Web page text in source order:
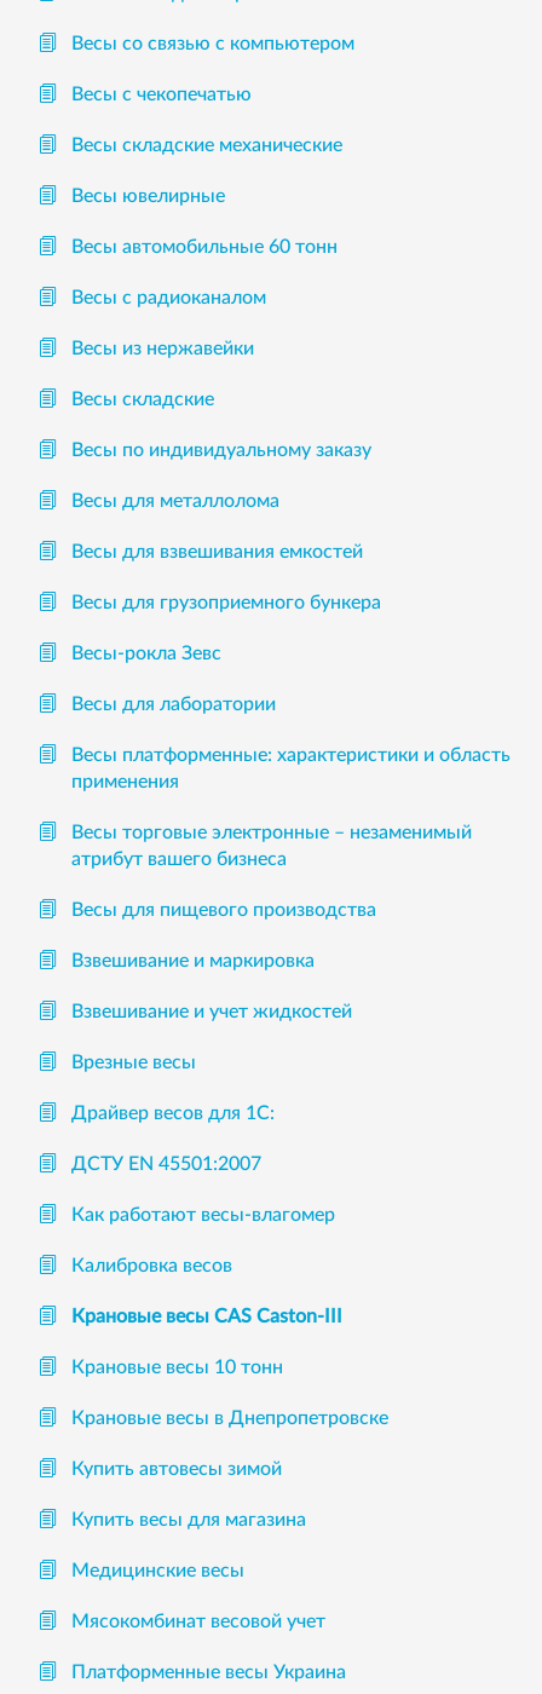
Весы со связью с компьютером
Весы с чекопечатью
Весы складские механические
Весы ювелирные
Весы автомобильные 60 тонн
Весы с радиоканалом
Весы из нержавейки
Весы складские
Весы по индивидуальному заказу
Весы для металлолома
Весы для взвешивания емкостей
Весы для грузоприемного бункера
Весы-рокла Зевс
Весы для лаборатории
Весы платформенные: характеристики и область
применения
Весы торговые электронные – незаменимый
атрибут вашего бизнеса
Весы для пищевого производства
Взвешивание и маркировка
Взвешивание и учет жидкостей
Врезные весы
Драйвер весов для 1С:
ДСТУ EN 45501:2007
Как работают весы-влагомер
Калибровка весов
Крановые весы CAS Caston-III
Крановые весы 10 тонн
Крановые весы в Днепропетровске
Купить автовесы зимой
Купить весы для магазина
Медицинские весы
Мясокомбинат весовой учет
Платформенные весы Украина